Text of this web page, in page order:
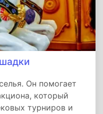
Он помогает
который
турниров и